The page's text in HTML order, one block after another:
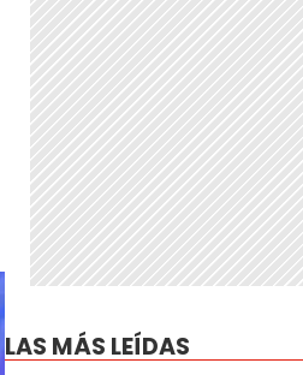
LAS MÁS LEÍDAS